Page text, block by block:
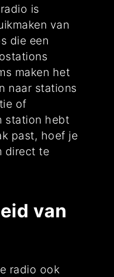
is
van
die een
maken het
naar stations
of
station hebt
past, hoef je
direct te
van
radio ook